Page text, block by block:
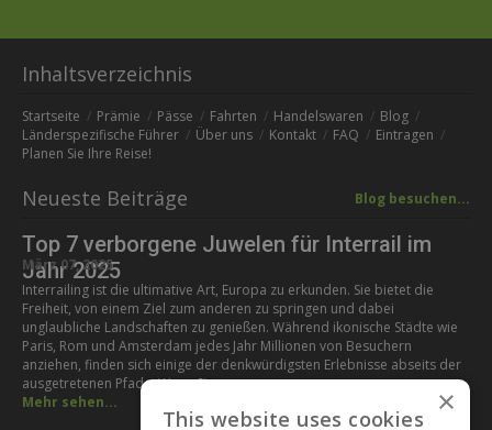
Inhaltsverzeichnis
Startseite Prämie Pässe Fahrten Handelswaren
Blog
Länderspezifische Führer
Über uns Kontakt FAQ
Eintragen
Planen Sie Ihre Reise!
Neueste Beiträge Blog besuchen...
Top 7 verborgene Juwelen für Interrail im
Jahr 2025
März 07, 2025
Interrailing ist die ultimative Art, Europa zu erkunden. Sie bietet die
Freiheit, von einem Ziel zum anderen zu springen und dabei
unglaubliche Landschaften zu genießen. Während ikonische Städte wie
Paris, Rom und Amsterdam jedes Jahr Millionen von Besuchern
anziehen, finden sich einige der denkwürdigsten Erlebnisse abseits der
ausgetretenen Pfade. Wenn Sie...
Mehr sehen...
×
This website uses cookies